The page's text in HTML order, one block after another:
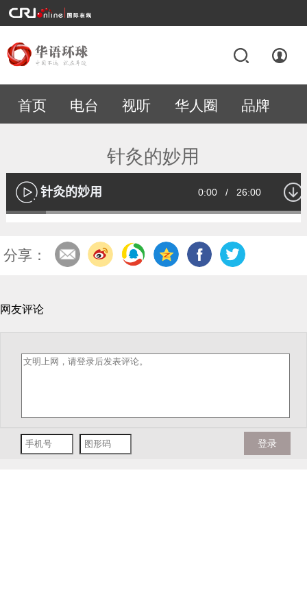
首页 电台 视听 华人圈 品牌
针灸的妙用
播
放
针灸的妙用 Current
0:00 / Duration
26:00
Loaded:
分享：
网友评论
登录